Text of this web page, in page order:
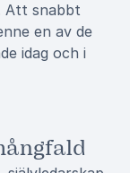
Att snabbt
en av de
idag och i